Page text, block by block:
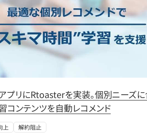
プリにRtoasterを実装。個別ニーズ
コンテンツを自動レコメンド
上 解約阻止